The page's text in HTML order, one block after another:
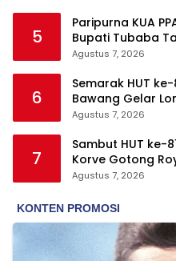
5
Paripurna KUA
Bupati Tubaba
Daerah Rp820,3
Agustus 7, 2026
6
Semarak HUT
Bawang Gelar
Agustus 7, 2026
7
Sambut HUT ke-
Korve Gotong
Serentak
Agustus 7, 2026